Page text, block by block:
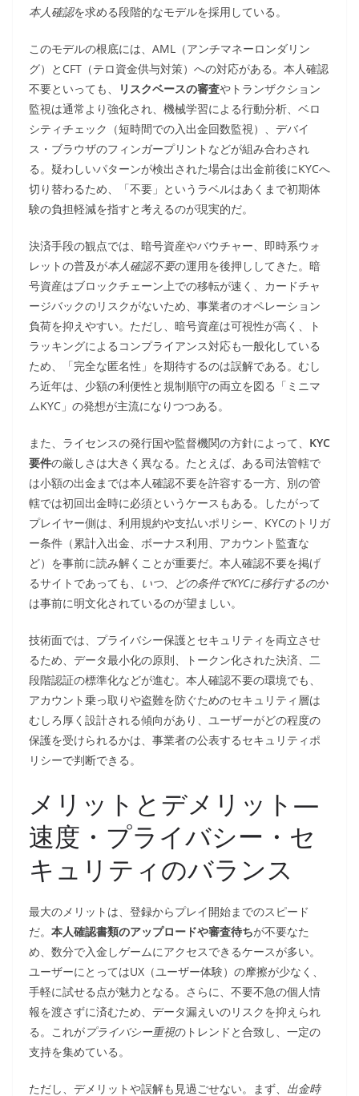
本人確認を求める段階的なモデルを採用している。
このモデルの根底には、AML（アンチマネーロンダリン
グ）とCFT（テロ資金供与対策）への対応がある。本人確認
不要といっても、
リスクベースの審査やトランザクション
監視は通常より強化され、機械学習による行動分析、ベロ
シティチェック（短時間での入出金回数監視）、デバイ
ス・ブラウザのフィンガープリントなどが組み合わされ
る。疑わしいパターンが検出された場合は出金前後にKYCへ
切り替わるため、「不要」というラベルはあくまで初期体
験の負担軽減を指すと考えるのが現実的だ。
決済手段の観点では、暗号資産やバウチャー、即時系ウォ
レットの普及が本人確認不要の運用を後押ししてきた。暗
号資産はブロックチェーン上での移転が速く、カードチャ
ージバックのリスクがないため、事業者のオペレーション
負荷を抑えやすい。ただし、暗号資産は可視性が高く、ト
ラッキングによるコンプライアンス対応も一般化している
ため、「完全な匿名性」を期待するのは誤解である。むし
ろ近年は、少額の利便性と規制順守の両立を図る「ミニマ
ムKYC」の発想が主流になりつつある。
また、ライセンスの発行国や監督機関の方針によって、 KYC
要件の厳しさは大きく異なる。たとえば、ある司法管轄で
は小額の出金までは本人確認不要を許容する一方、別の管
轄では初回出金時に必須というケースもある。したがって
プレイヤー側は、利用規約や支払いポリシー、KYCのトリガ
ー条件（累計入出金、ボーナス利用、アカウント監査な
ど）を事前に読み解くことが重要だ。本人確認不要を掲げ
るサイトであっても、
いつ、どの条件でKYCに移行するのか
は事前に明文化されているのが望ましい。
技術面では、プライバシー保護とセキュリティを両立させ
るため、データ最小化の原則、トークン化された決済、二
段階認証の標準化などが進む。本人確認不要の環境でも、
アカウント乗っ取りや盗難を防ぐためのセキュリティ層は
むしろ厚く設計される傾向があり、ユーザーがどの程度の
保護を受けられるかは、事業者の公表するセキュリティポ
リシーで判断できる。
メリットとデメリット—
速度・プライバシー・セ
キュリティのバランス
最大のメリットは、登録からプレイ開始までのスピード
だ。 本人確認書類のアップロードや審査待ちが不要なた
め、数分で入金しゲームにアクセスできるケースが多い。
ユーザーにとってはUX（ユーザー体験）の摩擦が少なく、
手軽に試せる点が魅力となる。さらに、不要不急の個人情
報を渡さずに済むため、データ漏えいのリスクを抑えられ
る。これがプライバシー重視のトレンドと合致し、一定の
支持を集めている。
ただし、デメリットや誤解も見過ごせない。まず、 出金時